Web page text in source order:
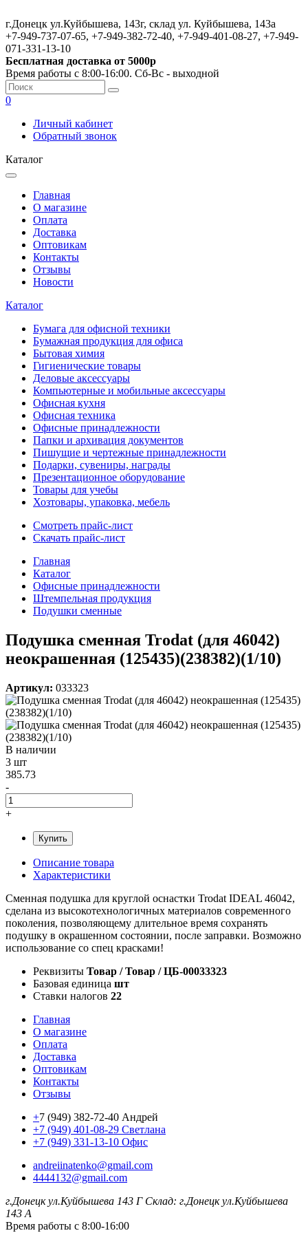
г.Донецк ул.Куйбышева, 143г, склад ул. Куйбышева, 143а
+7-949-737-07-65, +7-949-382-72-40, +7-949-401-08-27, +7-949-
071-331-13-10
Бесплатная доставка от 5000р
Время работы с 8:00-16:00. Сб-Вс - выходной
0
Личный кабинет
Обратный звонок
Каталог
Главная
О магазине
Оплата
Доставка
Оптовикам
Контакты
Отзывы
Новости
Каталог
Бумага для офисной техники
Бумажная продукция для офиса
Бытовая химия
Гигиенические товары
Деловые аксессуары
Компьютерные и мобильные аксессуары
Офисная кухня
Офисная техника
Офисные принадлежности
Папки и архивация документов
Пишущие и чертежные принадлежности
Подарки, сувениры, награды
Презентационное оборудование
Товары для учебы
Хозтовары, упаковка, мебель
Смотреть прайс-лист
Скачать прайс-лист
Главная
Каталог
Офисные принадлежности
Штемпельная продукция
Подушки сменные
Подушка сменная Trodat (для 46042)
неокрашенная (125435)(238382)(1/10)
Артикул: 033323
В наличии
3 шт
385.73
-
+
Купить
Описание товара
Характеристики
Сменная подушка для круглой оснастки Trodat IDEAL 46042,
сделана из высокотехнологичных материалов современного
поколения, позволяющему длительное время сохранять
подушку в окрашенном состоянии, после заправки. Возможно
использование со спец красками!
Реквизиты Товар / Товар / ЦБ-00033323
Базовая единица шт
Ставки налогов 22
Главная
О магазине
Оплата
Доставка
Оптовикам
Контакты
Отзывы
+7 (949) 382-72-40 Андрей
+7 (949) 401-08-29 Светлана
+7 (949) 331-13-10 Офис
andreiinatenko@gmail.com
4444132@gmail.com
г.Донецк ул.Куйбышева 143 Г Склад: г.Донецк ул.Куйбышева
143 А
Время работы с 8:00-16:00